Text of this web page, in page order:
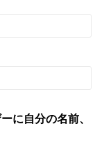
に自分の名前、